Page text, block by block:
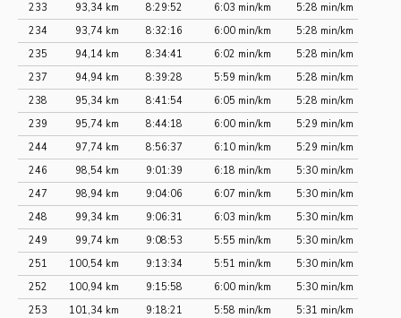
233
93,34 km 8:29:52 6:03 min/km
5:28 min/km
234
93,74 km 8:32:16 6:00 min/km
5:28 min/km
235
94,14 km 8:34:41 6:02 min/km
5:28 min/km
237
94,94 km 8:39:28 5:59 min/km
5:28 min/km
238
95,34 km 8:41:54 6:05 min/km
5:28 min/km
239
95,74 km 8:44:18 6:00 min/km
5:29 min/km
244
97,74 km 8:56:37 6:10 min/km
5:29 min/km
246
98,54 km 9:01:39 6:18 min/km
5:30 min/km
247
98,94 km 9:04:06 6:07 min/km
5:30 min/km
248
99,34 km 9:06:31 6:03 min/km
5:30 min/km
249
99,74 km 9:08:53 5:55 min/km
5:30 min/km
251
100,54 km 9:13:34 5:51 min/km
5:30 min/km
252
100,94 km 9:15:58 6:00 min/km
5:30 min/km
253
101,34 km 9:18:21 5:58 min/km
5:31 min/km